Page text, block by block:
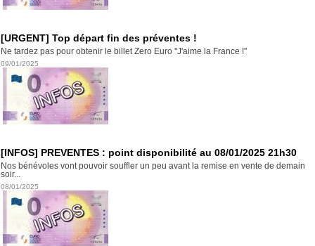
[URGENT] Top départ fin des préventes !
Ne tardez pas pour obtenir le billet Zero Euro ''J'aime la France !''
09/01/2025
[INFOS] PREVENTES : point disponibilité au 08/01/2025 21h30
Nos bénévoles vont pouvoir souffler un peu avant la remise en vente de demain
soir...
08/01/2025